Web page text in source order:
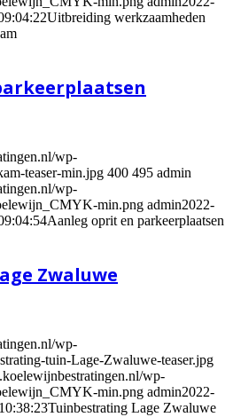
Uitbreiding werkzaamheden
wp-
teaser-min.jpg 400 495 admin
wp-
min.png admin2022-
Aanleg oprit en parkeerplaatsen
Zwaluwe
wp-
tuin-Lage-Zwaluwe-teaser.jpg
wp-
min.png admin2022-
Tuinbestrating Lage Zwaluwe